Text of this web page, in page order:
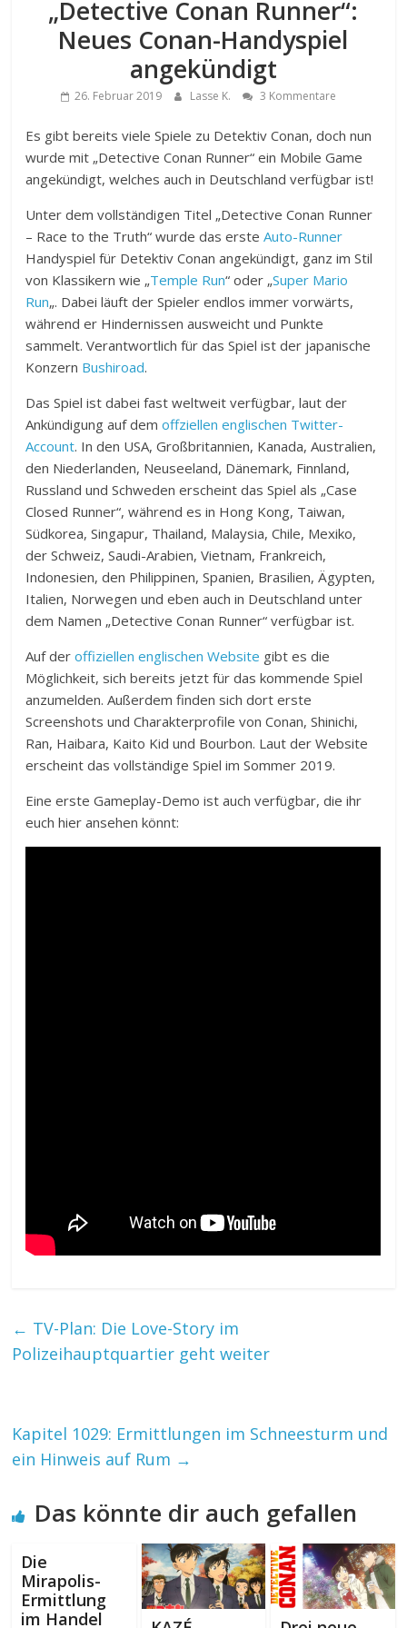
„Detective Conan Runner“:
Neues Conan-Handyspiel
angekündigt
26. Februar 2019 Lasse K. 3 Kommentare
Es gibt bereits viele Spiele zu Detektiv Conan, doch nun
wurde mit „Detective Conan Runner“ ein Mobile Game
angekündigt, welches auch in Deutschland verfügbar ist!
Unter dem vollständigen Titel „Detective Conan Runner
– Race to the Truth“ wurde das ersteAuto-Runner
Handyspiel für Detektiv Conan angekündigt, ganz im Stil
von Klassikern wie „Temple Run“ oder „Super Mario
Run„. Dabei läuft der Spieler endlos immer vorwärts,
während er Hindernissen ausweicht und Punkte
sammelt. Verantwortlich für das Spiel ist der japanische
Konzern Bushiroad.
Das Spiel ist dabei fast weltweit verfügbar, laut der
Ankündigung auf demoffziellen englischen Twitter-
Account. In den USA, Großbritannien, Kanada, Australien,
den Niederlanden, Neuseeland, Dänemark, Finnland,
Russland und Schweden erscheint das Spiel als „Case
Closed Runner“, während es in Hong Kong, Taiwan,
Südkorea, Singapur, Thailand, Malaysia, Chile, Mexiko,
der Schweiz, Saudi-Arabien, Vietnam, Frankreich,
Indonesien, den Philippinen, Spanien, Brasilien, Ägypten,
Italien, Norwegen und eben auch in Deutschland unter
dem Namen „Detective Conan Runner“ verfügbar ist.
Auf deroffiziellen englischen Website gibt es die
Möglichkeit, sich bereits jetzt für das kommende Spiel
anzumelden. Außerdem finden sich dort erste
Screenshots und Charakterprofile von Conan, Shinichi,
Ran, Haibara, Kaito Kid und Bourbon. Laut der Website
erscheint das vollständige Spiel im Sommer 2019.
Eine erste Gameplay-Demo ist auch verfügbar, die ihr
euch hier ansehen könnt:
← TV-Plan: Die Love-Story im
Polizeihauptquartier geht weiter
Kapitel 1029: Ermittlungen im Schneesturm und
ein Hinweis auf Rum →
Das könnte dir auch gefallen
Die
Mirapolis-
Ermittlung
im Handel